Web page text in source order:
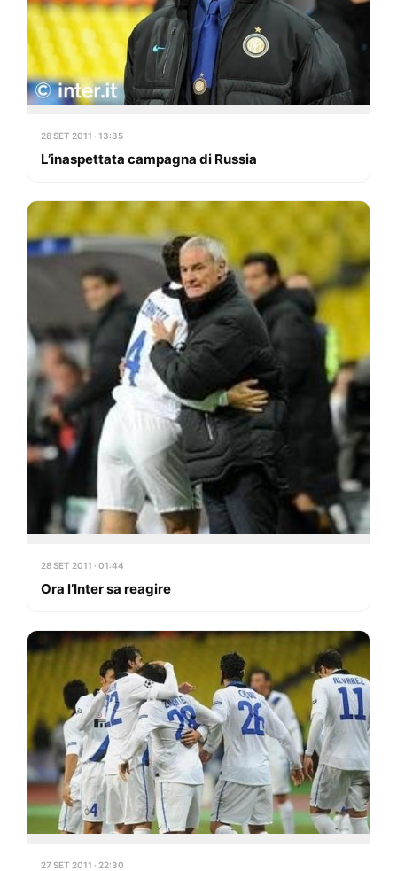
28 SET 2011 · 13:35
L’inaspettata campagna di Russia
28 SET 2011 · 01:44
Ora l’Inter sa reagire
27 SET 2011 · 22:30